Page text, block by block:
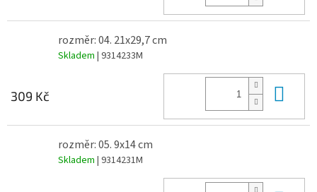
rozměr: 04. 21x29,7 cm
Skladem | 9314233M
309 Kč
rozměr: 05. 9x14 cm
Skladem | 9314231M